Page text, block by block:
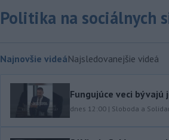
Politika na sociálnych
Najnovšie videáNajsledovanejšie videá
Fungujúce veci bývajú
dnes 12:00 | Sloboda a